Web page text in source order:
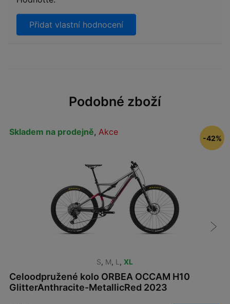
Přidat vlastní hodnocení
Podobné zboží
Skladem na prodejně, Akce
S, M, L , XL
Celoodpružené kolo ORBEA OCCAM H10
GlitterAnthracite-MetallicRed 2023
-42%